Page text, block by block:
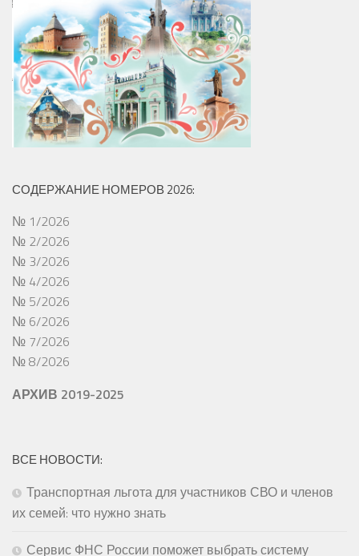
СОДЕРЖАНИЕ НОМЕРОВ 2026:
№ 1/2026
№ 2/2026
№ 3/2026
№ 4/2026
№ 5/2026
№ 6/2026
№ 7/2026
№ 8/2026
АРХИВ 2019-2025
ВСЕ НОВОСТИ:
Транспортная льгота для участников СВО и членов
их семей: что нужно знать
Сервис ФНС России поможет выбрать систему